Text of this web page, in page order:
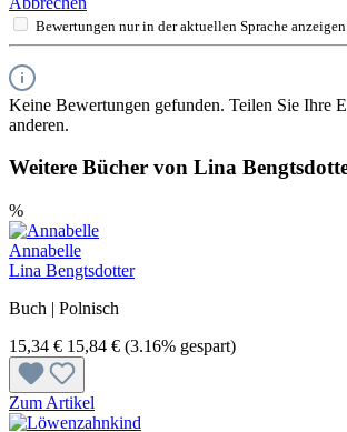
Bewertungen nur in der aktuellen Sprache anzeigen.
Keine Bewertungen gefunden. Teilen Sie Ihre
anderen.
Weitere Bücher von Lina
%
Annabelle
Lina Bengtsdotter
Buch | Polnisch
15,34 € 15,84 € (3.16% gespart)
Zum Artikel